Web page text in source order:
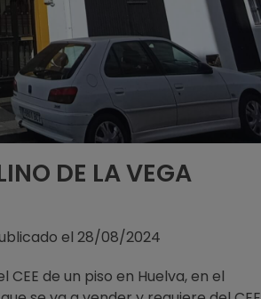
DE LA VEGA
el 28/08/2024
de un piso en Huelva, en el